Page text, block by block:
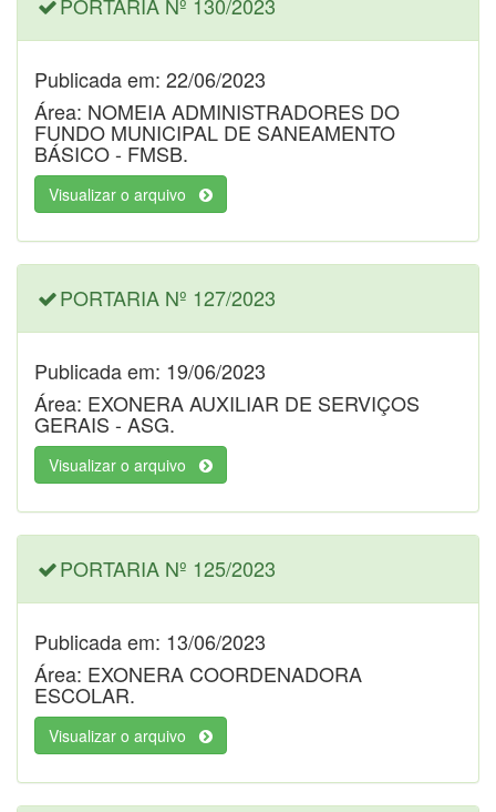
Publicada em: 22/06/2023
Área: NOMEIA ADMINISTRADORES DO
FUNDO MUNICIPAL DE SANEAMENTO
BÁSICO - FMSB.
Visualizar o arquivo
PORTARIA Nº 127/2023
Publicada em: 19/06/2023
Área: EXONERA AUXILIAR DE SERVIÇOS
GERAIS - ASG.
Visualizar o arquivo
PORTARIA Nº 125/2023
Publicada em: 13/06/2023
Área: EXONERA COORDENADORA
ESCOLAR.
Visualizar o arquivo